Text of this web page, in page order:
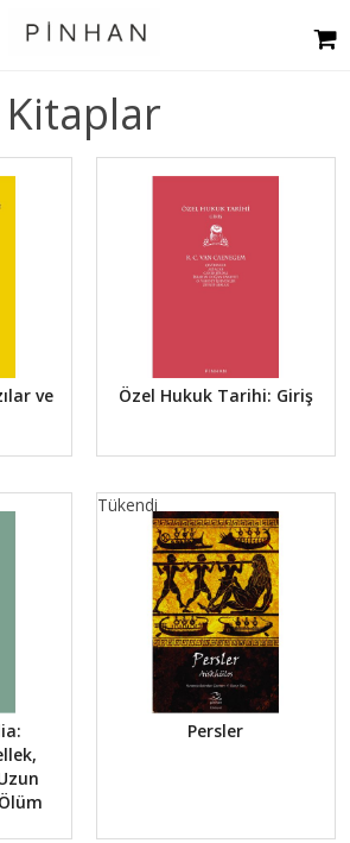
Kitaplar
ve
Özel Hukuk Tarihi: Giriş
Persler
Tükendi